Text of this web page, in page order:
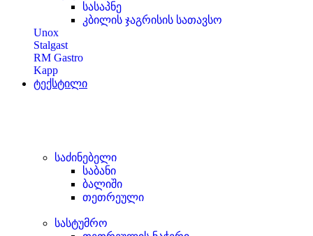
სასაპნე
კბილის ჯაგრისის სათავსო
Unox
Stalgast
RM Gastro
Kapp
ტექსტილი
საძინებელი
საბანი
ბალიში
თეთრეული
სასტუმრო